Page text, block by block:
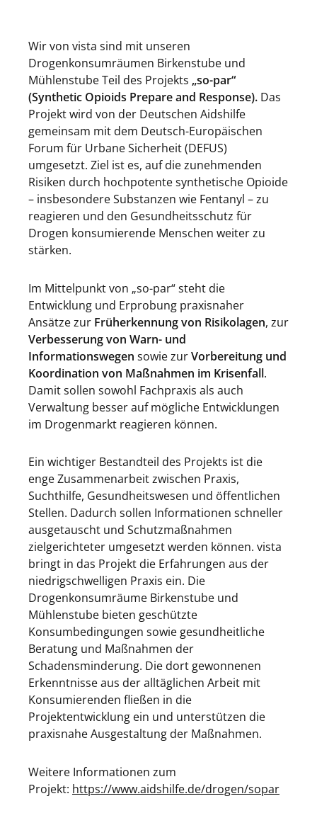
Wir von vista sind mit unseren
Drogenkonsumräumen Birkenstube und
Mühlenstube Teil des Projekts „so-par“
(Synthetic Opioids Prepare and Response). Das
Projekt wird von der Deutschen Aidshilfe
gemeinsam mit dem Deutsch-Europäischen
Forum für Urbane Sicherheit(DEFUS)
umgesetzt. Ziel ist es, auf die zunehmenden
Risiken durch hochpotente synthetische Opioide
– insbesondere Substanzen wie Fentanyl – zu
reagieren und den Gesundheitsschutz für
Drogen konsumierende Menschen weiter zu
stärken.
Im Mittelpunkt von „so-par“ steht die
Entwicklung und Erprobung praxisnaher
Ansätze zur Früherkennung von Risikolagen, zur
Verbesserung von Warn- und
Informationswegen sowie zurVorbereitung und
Koordination von Maßnahmen im Krisenfall.
Damit sollen sowohl Fachpraxis als auch
Verwaltung besser auf mögliche Entwicklungen
im Drogenmarkt reagieren können.
Ein wichtiger Bestandteil des Projekts ist die
enge Zusammenarbeit zwischen Praxis,
Suchthilfe, Gesundheitswesen und öffentlichen
Stellen. Dadurch sollen Informationen schneller
ausgetauscht und Schutzmaßnahmen
zielgerichteter umgesetzt werden können. vista
bringt in das Projekt die Erfahrungen aus der
niedrigschwelligen Praxis ein. Die
Drogenkonsumräume Birkenstube und
Mühlenstube bieten geschützte
Konsumbedingungen sowie gesundheitliche
Beratung und Maßnahmen der
Schadensminderung. Die dort gewonnenen
Erkenntnisse aus der alltäglichen Arbeit mit
Konsumierenden fließen in die
Projektentwicklung ein und unterstützen die
praxisnahe Ausgestaltung der Maßnahmen.
Weitere Informationen zum
Projekt: https://www.aidshilfe.de/drogen/sopar